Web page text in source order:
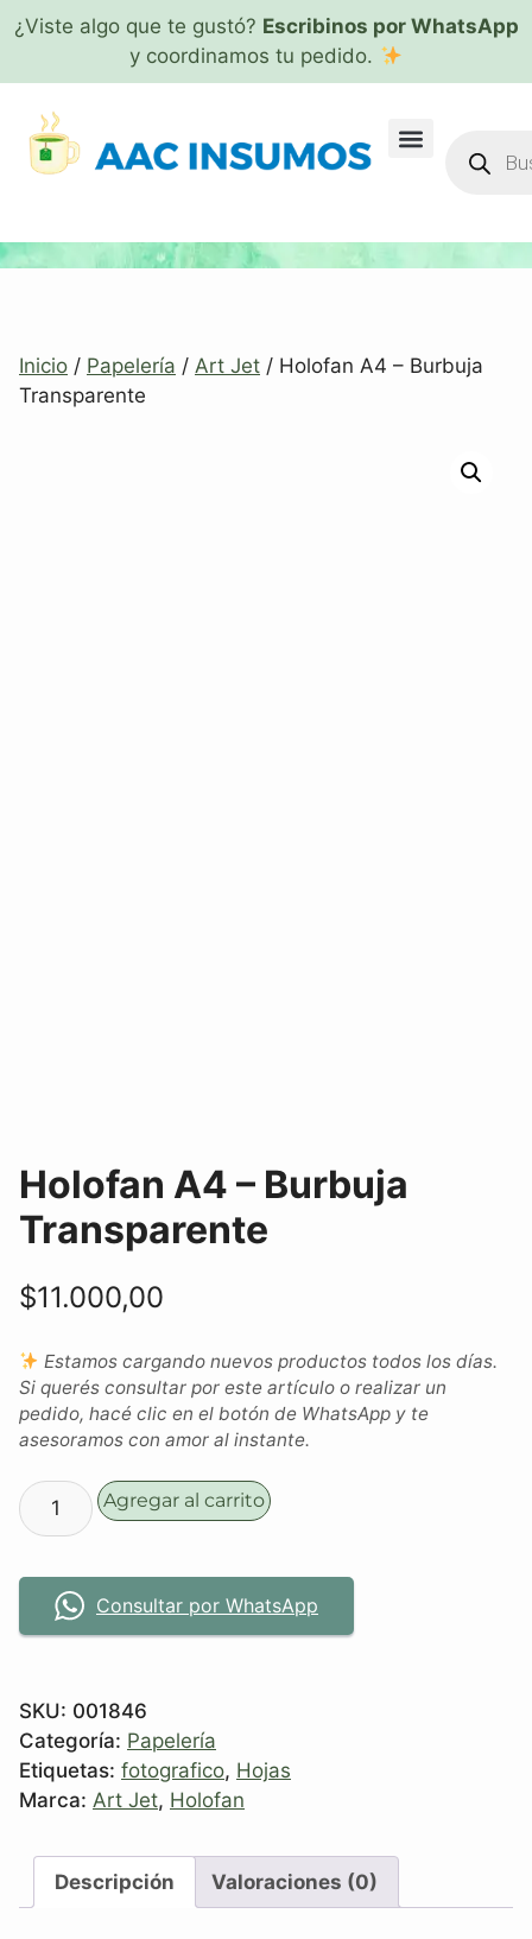
¿Viste algo que te gustó? Escribinos por WhatsApp
y coordinamos tu pedido.
Inicio / Papelería / Art Jet / Holofan A4 – Burbuja
Transparente
Holofan A4 – Burbuja
Transparente
$11.000,00
Estamos cargando nuevos productos todos los días.
Si querés consultar por este artículo o realizar un
pedido, hacé clic en el botón de WhatsApp y te
asesoramos con amor al instante.
Agregar al carrito
Consultar por WhatsApp
SKU: 001846
Categoría: Papelería
Etiquetas: fotografico, Hojas
Marca: Art Jet, Holofan
Descripción Valoraciones (0)